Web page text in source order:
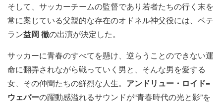
そして、サッカーチームの監督であり若者たちの行く末を
常に案じている父親的な存在のオドネル神父役には、ベテ
ラン益岡 徹の出演が決定した。
サッカーに青春のすべてを懸け、逆らうことのできない運
命に翻弄されながら戦っていく男と、そんな男を愛する
女、その仲間たちの鮮烈な人生。 アンドリュー・ロイド=
ウェバーの躍動感溢れるサウンドが“青春時代の光と影”を